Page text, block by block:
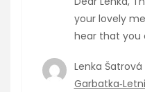
your lovely
hear that you
Lenka Šatrová